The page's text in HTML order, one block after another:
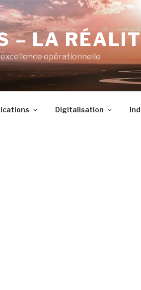
– LA
opérationnelle
Digitalisation